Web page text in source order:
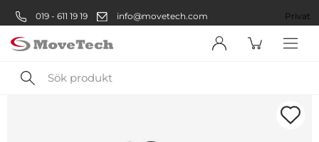
019 - 611 19 19 info@movetech.com Privat
Sök
produkt